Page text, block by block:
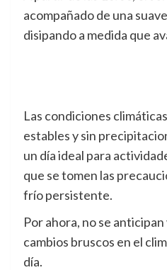
acompañado de una
disipando a medida que
Las condiciones
estables y sin
un día ideal para
que se tomen las
frío persistente.
Por ahora, no se
cambios bruscos en el
día.